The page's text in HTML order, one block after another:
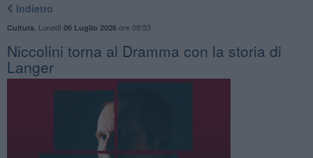
Indietro
Cultura Lunedì 06 Luglio 2026ore 09:53
Niccolini torna al Dramma con la storia di
Langer